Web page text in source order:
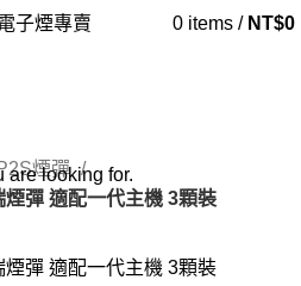
0 items / NT$0
煙彈
煙彈 適配一代主機 3顆裝
煙彈 適配一代主機 3顆裝
are looking for.